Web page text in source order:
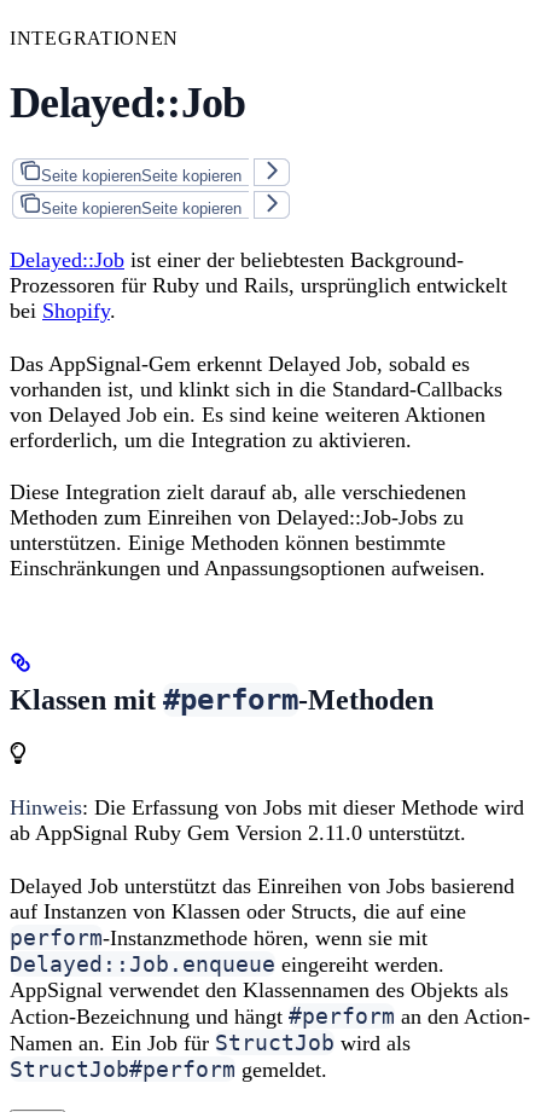
INTEGRATIONEN
Delayed::Job
Seite kopierenSeite kopieren
Seite kopierenSeite kopieren
Delayed::Job ist einer der beliebtesten Background-
Prozessoren für Ruby und Rails, ursprünglich entwickelt
bei Shopify.
Das AppSignal-Gem erkennt Delayed Job, sobald es
vorhanden ist, und klinkt sich in die Standard-Callbacks
von Delayed Job ein. Es sind keine weiteren Aktionen
erforderlich, um die Integration zu aktivieren.
Diese Integration zielt darauf ab, alle verschiedenen
Methoden zum Einreihen von Delayed::Job-Jobs zu
unterstützen. Einige Methoden können bestimmte
Einschränkungen und Anpassungsoptionen aufweisen.
Klassen mit #perform-Methoden
Hinweis: Die Erfassung von Jobs mit dieser Methode wird
ab AppSignal Ruby Gem Version 2.11.0 unterstützt.
Delayed Job unterstützt das Einreihen von Jobs basierend
auf Instanzen von Klassen oder Structs, die auf eine
perform-Instanzmethode hören, wenn sie mit
Delayed::Job.enqueue eingereiht werden.
AppSignal verwendet den Klassennamen des Objekts als
Action-Bezeichnung und hängt #perform an den Action-
Namen an. Ein Job für StructJob wird als
StructJob#perform gemeldet.